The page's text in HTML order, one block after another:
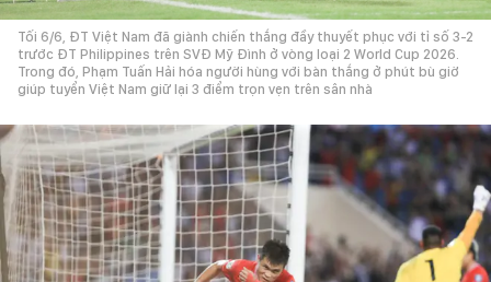
Tối 6/6, ĐT Việt Nam đã giành chiến thắng đầy thuyết phục với tỉ số 3-2
trước ĐT Philippines trên SVĐ Mỹ Đình ở vòng loại 2 World Cup 2026.
Trong đó, Phạm Tuấn Hải hóa người hùng với bàn thắng ở phút bù giờ
giúp tuyển Việt Nam giữ lại 3 điểm trọn vẹn trên sân nhà